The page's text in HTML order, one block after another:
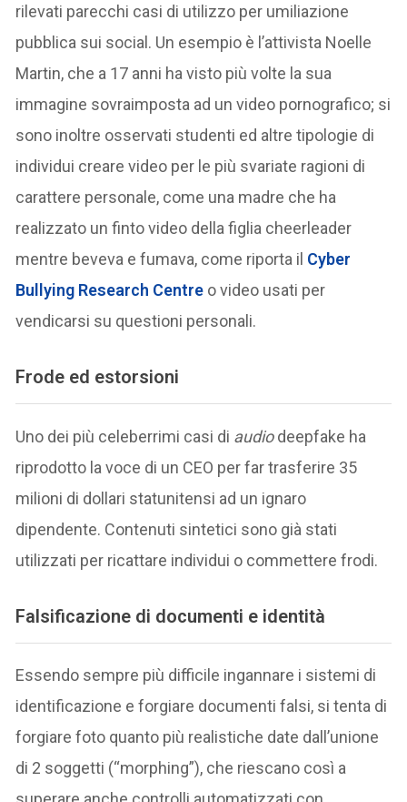
rilevati parecchi casi di utilizzo per umiliazione
pubblica sui social. Un esempio è l’attivista Noelle
Martin, che a 17 anni ha visto più volte la sua
immagine sovraimposta ad un video pornografico; si
sono inoltre osservati studenti ed altre tipologie di
individui creare video per le più svariate ragioni di
carattere personale, come una madre che ha
realizzato un finto video della figlia cheerleader
mentre beveva e fumava, come riporta il Cyber
Bullying Research Centre o video usati per
vendicarsi su questioni personali.
Frode ed estorsioni
Uno dei più celeberrimi casi di audiodeepfake ha
riprodotto la voce di un CEO per far trasferire 35
milioni di dollari statunitensi ad un ignaro
dipendente. Contenuti sintetici sono già stati
utilizzati per ricattare individui o commettere frodi.
Falsificazione di documenti e identità
Essendo sempre più difficile ingannare i sistemi di
identificazione e forgiare documenti falsi, si tenta di
forgiare foto quanto più realistiche date dall’unione
di 2 soggetti (“morphing”), che riescano così a